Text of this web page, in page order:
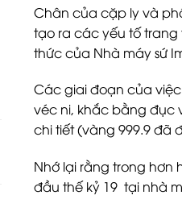
Chân của cặp ly và
tạo ra các yếu tố
thức của Nhà máy sứ
Các giai đoạn của
véc ni, khắc bằng đục
chi tiết (vàng 999.9 đã
Nhớ lại rằng trong hơn
đầu thế kỷ 19 tại nhà